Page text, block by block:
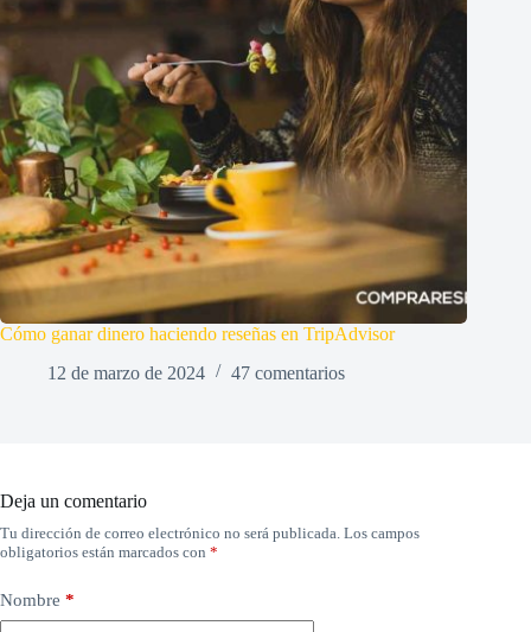
Cómo ganar dinero haciendo reseñas en TripAdvisor
12 de marzo de 2024
47 comentarios
Deja un comentario
Tu dirección de correo electrónico no será publicada. Los campos
obligatorios están marcados con *
Nombre *